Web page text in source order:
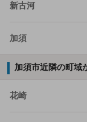
新古河
加須
加須市近隣の町域
花崎